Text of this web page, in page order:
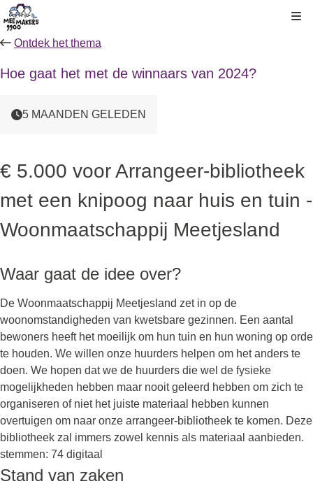
Ontdek het thema
Hoe gaat het met de winnaars van 2024?
5 MAANDEN GELEDEN
€ 5.000 voor Arrangeer-bibliotheek
met een knipoog naar huis en tuin -
Woonmaatschappij Meetjesland
Waar gaat de idee over?
De Woonmaatschappij Meetjesland zet in op de
woonomstandigheden van kwetsbare gezinnen. Een aantal
bewoners heeft het moeilijk om hun tuin en hun woning op orde
te houden. We willen onze huurders helpen om het anders te
doen. We hopen dat we de huurders die wel de fysieke
mogelijkheden hebben maar nooit geleerd hebben om zich te
organiseren of niet het juiste materiaal hebben kunnen
overtuigen om naar onze arrangeer-bibliotheek te komen. Deze
bibliotheek zal immers zowel kennis als materiaal aanbieden.
stemmen: 74 digitaal
Stand van zaken